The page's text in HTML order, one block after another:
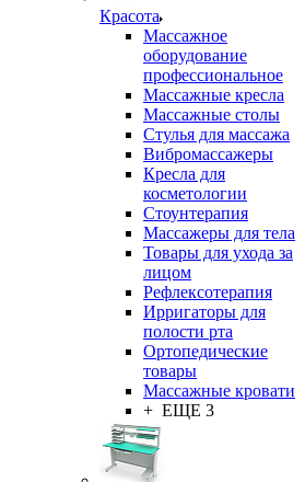
Красота
Массажное
оборудование
профессиональное
Массажные кресла
Массажные столы
Стулья для массажа
Вибромассажеры
Кресла для
косметологии
Стоунтерапия
Массажеры для тела
Товары для ухода за
лицом
Рефлексотерапия
Ирригаторы для
полости рта
Ортопедические
товары
Массажные кровати
+ ЕЩЕ 3